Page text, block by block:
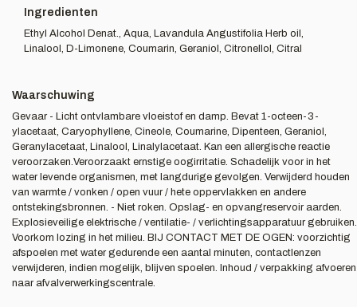
Ingredienten
Ethyl Alcohol Denat., Aqua, Lavandula Angustifolia Herb oil,
Linalool, D-Limonene, Coumarin, Geraniol, Citronellol, Citral
Waarschuwing
Gevaar - Licht ontvlambare vloeistof en damp. Bevat 1-octeen-3-
ylacetaat, Caryophyllene, Cineole, Coumarine, Dipenteen, Geraniol,
Geranylacetaat, Linalool, Linalylacetaat. Kan een allergische reactie
veroorzaken.Veroorzaakt ernstige oogirritatie. Schadelijk voor in het
water levende organismen, met langdurige gevolgen. Verwijderd houden
van warmte / vonken / open vuur / hete oppervlakken en andere
ontstekingsbronnen. - Niet roken. Opslag- en opvangreservoir aarden.
Explosieveilige elektrische / ventilatie- / verlichtingsapparatuur gebruiken.
Voorkom lozing in het milieu. BIJ CONTACT MET DE OGEN: voorzichtig
afspoelen met water gedurende een aantal minuten, contactlenzen
verwijderen, indien mogelijk, blijven spoelen. Inhoud / verpakking afvoeren
naar afvalverwerkingscentrale.